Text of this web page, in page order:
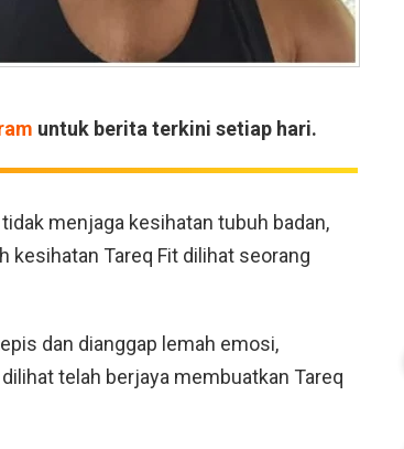
untuk berita terkini setiap hari.
menjaga kesihatan tubuh badan,
kesihatan Tareq Fit dilihat seorang
dan dianggap lemah emosi,
telah berjaya membuatkan Tareq